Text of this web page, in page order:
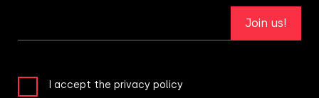
Join us!
I accept the privacy policy